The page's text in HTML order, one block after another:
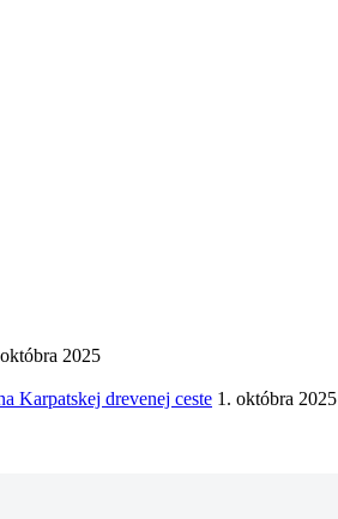
2025
Karpatskej drevenej ceste 1. októbra 2025